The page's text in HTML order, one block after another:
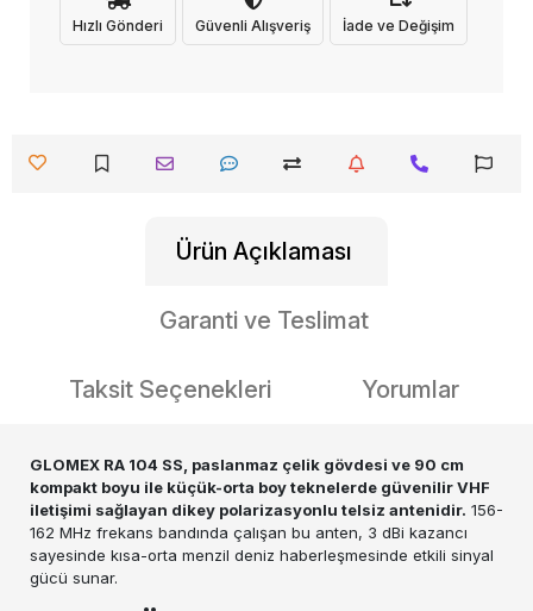
Hızlı Gönderi Güvenli Alışveriş İade ve Değişim
Ürün Açıklaması
Garanti ve Teslimat
Taksit Seçenekleri Yorumlar
GLOMEX RA 104 SS, paslanmaz çelik gövdesi ve 90 cm
kompakt boyu ile küçük-orta boy teknelerde güvenilir VHF
iletişimi sağlayan dikey polarizasyonlu telsiz antenidir. 156-
162 MHz frekans bandında çalışan bu anten, 3 dBi kazancı
sayesinde kısa-orta menzil deniz haberleşmesinde etkili sinyal
gücü sunar.